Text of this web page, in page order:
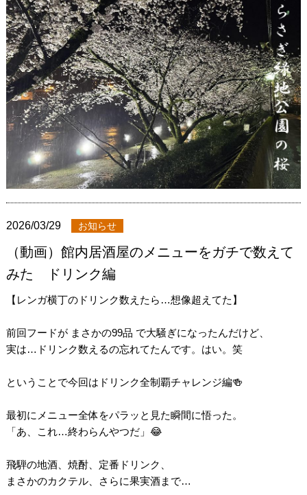
2026/03/29 お知らせ
（動画）館内居酒屋のメニューをガチで数えて
みた ドリンク編
【レンガ横丁のドリンク数えたら…想像超えてた】
前回フードが まさかの99品 で大騒ぎになったんだけど、
実は…ドリンク数えるの忘れてたんです。はい。笑
ということで今回はドリンク全制覇チャレンジ編🍻
最初にメニュー全体をパラッと見た瞬間に悟った。
「あ、これ…終わらんやつだ」😂
飛騨の地酒、焼酎、定番ドリンク、
まさかのカクテル、さらに果実酒まで…